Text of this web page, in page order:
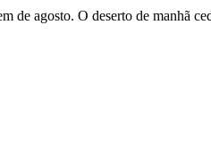
de agosto. O deserto de manhã